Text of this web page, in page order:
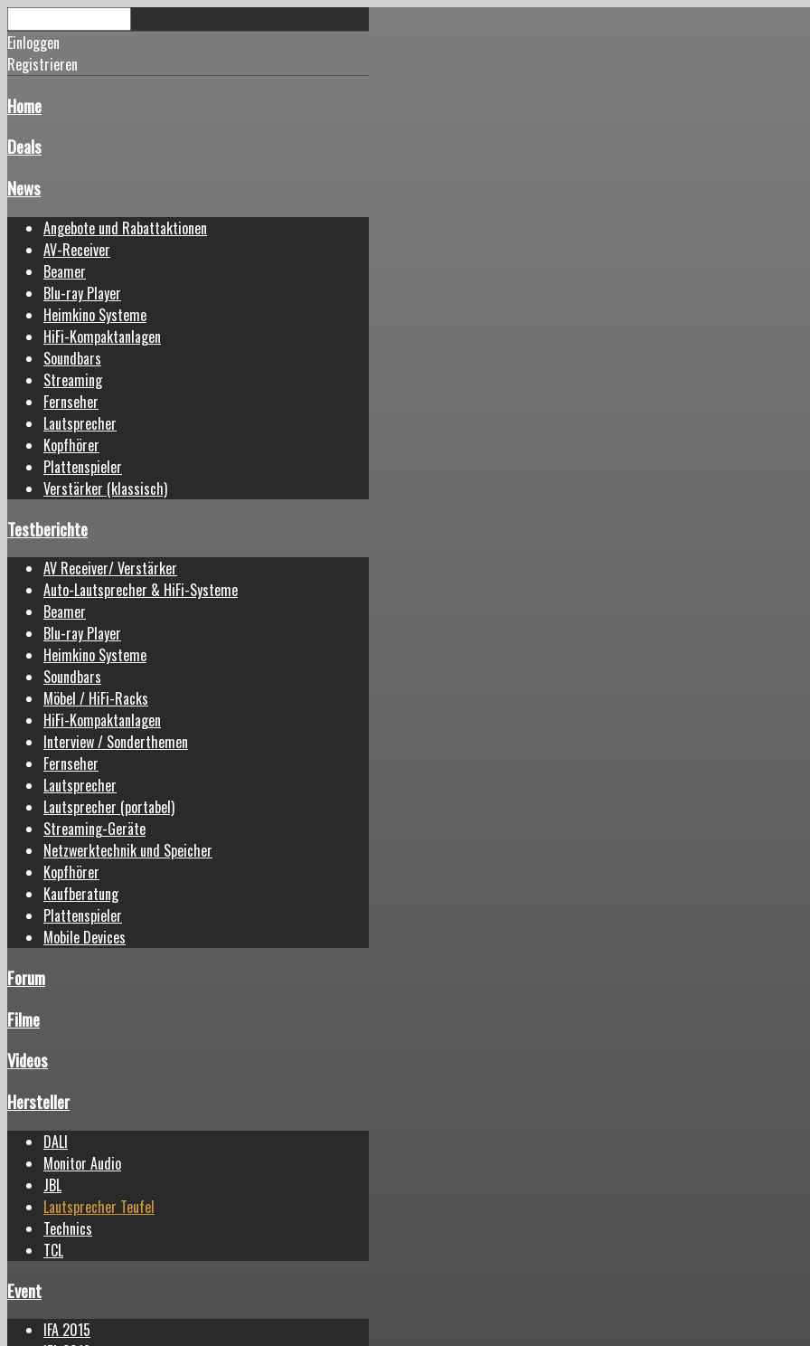
Einloggen
Registrieren
Home
Deals
News
Angebote und Rabattaktionen
AV-Receiver
Beamer
Blu-ray Player
Heimkino Systeme
HiFi-Kompaktanlagen
Soundbars
Streaming
Fernseher
Lautsprecher
Kopfhörer
Plattenspieler
Verstärker (klassisch)
Testberichte
AV Receiver/ Verstärker
Auto-Lautsprecher & HiFi-Systeme
Beamer
Blu-ray Player
Heimkino Systeme
Soundbars
Möbel / HiFi-Racks
HiFi-Kompaktanlagen
Interview / Sonderthemen
Fernseher
Lautsprecher
Lautsprecher (portabel)
Streaming-Geräte
Netzwerktechnik und Speicher
Kopfhörer
Kaufberatung
Plattenspieler
Mobile Devices
Forum
Filme
Videos
Hersteller
DALI
Monitor Audio
JBL
Lautsprecher Teufel
Technics
TCL
Event
IFA 2015